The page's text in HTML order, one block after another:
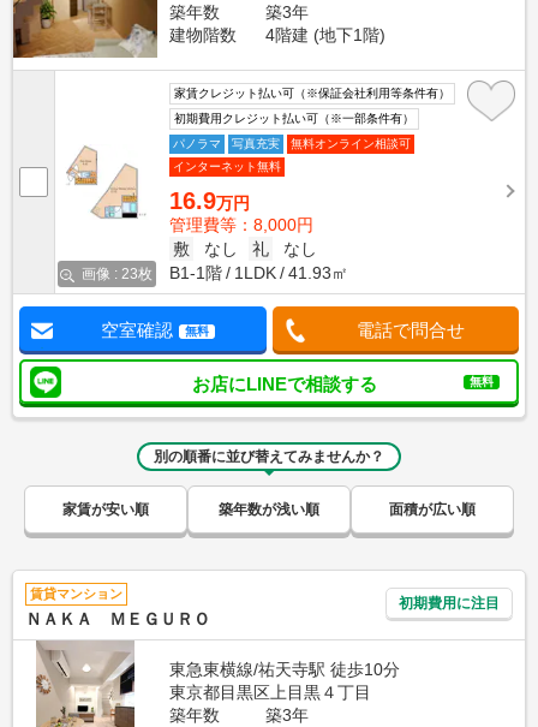
築年数
築3年
建物階数
4階建 (地下1階)
画像 : 23枚
家賃クレジット払い可（※保証会社利用等条件有）
初期費用クレジット払い可（※一部条件有）
パノラマ
写真充実
無料オンライン相談可
インターネット無料
16.9万円
管理費等：8,000円
敷
なし 礼
なし
B1-1階
1LDK 41.93㎡
空室確認 無料 電話で問合せ
お店にLINEで相談する 無料
別の順番に並び替えてみませんか？
家賃が安い順 築年数が浅い順 面積が広い順
賃貸マンション
ＮＡＫＡ ＭＥＧＵＲＯ
初期費用に注目
東急東横線/祐天寺駅 徒歩10分
東京都目黒区上目黒４丁目
築年数
築3年